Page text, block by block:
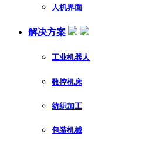
人机界面
解决方案
工业机器人
数控机床
纺织加工
包装机械